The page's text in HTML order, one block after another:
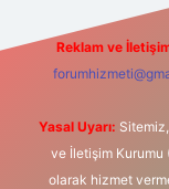
Reklam ve
Yasal Uyarı:
ve İletişim Kurumu
olarak hizmet